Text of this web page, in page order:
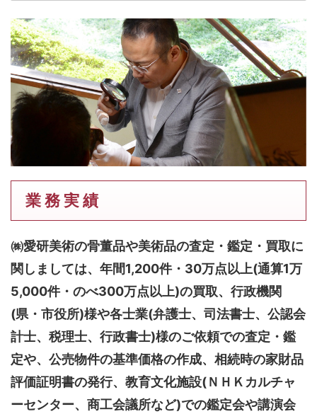
業 務 実 績
㈱愛研美術の骨董品や美術品の査定・鑑定・買取に
関しましては、 年間1,200件・30万点以上(通算1万
5,000件・のべ300万点以上)の買取、行政機関
(県・市役所)様や各士業(弁護士、司法書士、公認会
計士、税理士、行政書士)様のご依頼での査定・鑑
定や、公売物件の基準価格の作成、相続時の家財品
評価証明書の発行、教育文化施設(ＮＨＫカルチャ
ーセンター、商工会議所など)での鑑定会や講演会